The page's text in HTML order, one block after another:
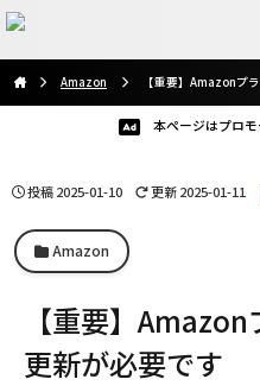
Аmazon 【重要】Amazonプラ
本ページはプロモ
投稿2025-01-10 更新 2025-01-11
Аmazon
【重要】
更新が必要です